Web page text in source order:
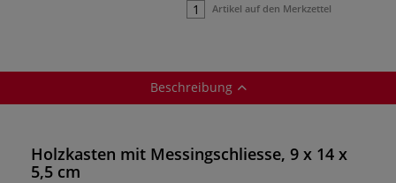
Artikel auf den Merkzettel
Beschreibung
Holzkasten mit Messingschliesse, 9 x 14 x
5,5 cm